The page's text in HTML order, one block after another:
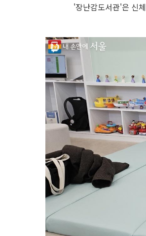
'장난감도서관'은 신